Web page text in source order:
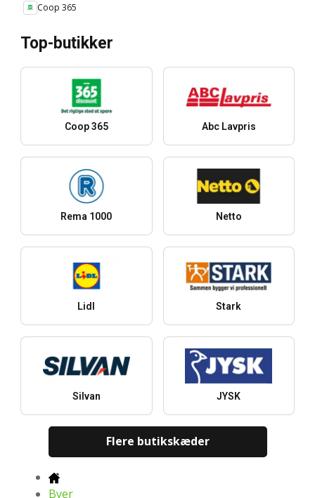
Coop 365
Top-butikker
Coop 365 Abc Lavpris
Rema 1000 Netto
Lidl Stark
Silvan JYSK
Flere butikskæder
Byer